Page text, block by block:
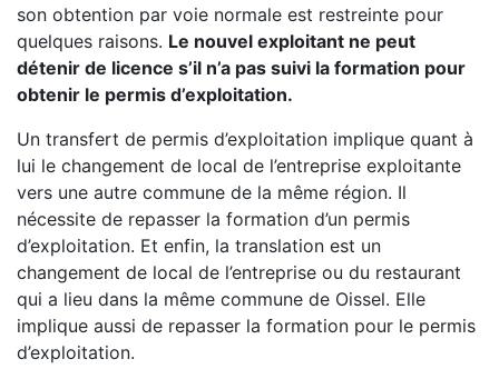
son obtention par voie normale est restreinte pour
quelques raisons. Le nouvel exploitant ne peut
détenir de licence s’il n’a pas suivi la formation pour
obtenir le permis d’exploitation.
Un transfert de permis d’exploitation implique quant à
lui le changement de local de l’entreprise exploitante
vers une autre commune de la même région. Il
nécessite de repasser la formation d’un permis
d’exploitation. Et enfin, la translation est un
changement de local de l’entreprise ou du restaurant
qui a lieu dans la même commune de Oissel. Elle
implique aussi de repasser la formation pour le permis
d’exploitation.